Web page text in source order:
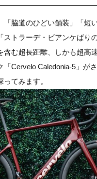
「脇道のひどい舗装」「短
ストラーデ・ビアンケばり
含む超長距離、しかも超高
「Cervelo Caledonia-5」が
てみます。